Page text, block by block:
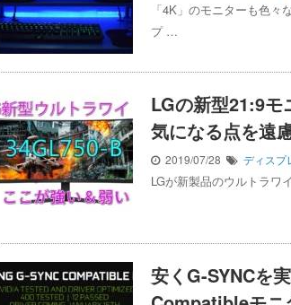
「4K」のモニターも色
プ …
LGの新型21:9モ
気になる点を遠
2019/07/28 ディスプ
LGが新製品のウルトラワ
安くG-SYNCを